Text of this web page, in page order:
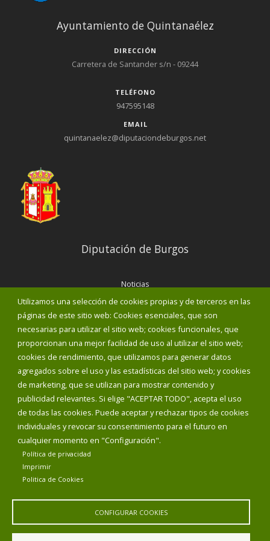
Bureba · Zuñeda · Cameno de Bureba
Utilizamos una selección de cookies propias y de terceros en las
páginas de este sitio web: Cookies esenciales, que son
necesarias para utilizar el sitio web; cookies funcionales, que
proporcionan una mejor facilidad de uso al utilizar el sitio web;
cookies de rendimiento, que utilizamos para generar datos
agregados sobre el uso y las estadísticas del sitio web; y cookies
de marketing, que se utilizan para mostrar contenido y
publicidad relevantes. Si elige "ACEPTAR TODO", acepta el uso
de todas las cookies. Puede aceptar y rechazar tipos de cookies
individuales y revocar su consentimiento para el futuro en
cualquier momento en "Configuración".
Política de privacidad
Imprimir
Politica de Cookies
CONFIGURAR COOKIES
Ayuntamiento de Quintanaélez
DIRECCIÓN
Carretera de Santander s/n - 09244
TELÉFONO
947595148
EMAIL
quintanaelez@diputaciondeburgos.net
Diputación de Burgos
Noticias
Eventos
Corporación Municipal
Teléfonos de interés
INICIAR SESIÓN
MAPA WEB